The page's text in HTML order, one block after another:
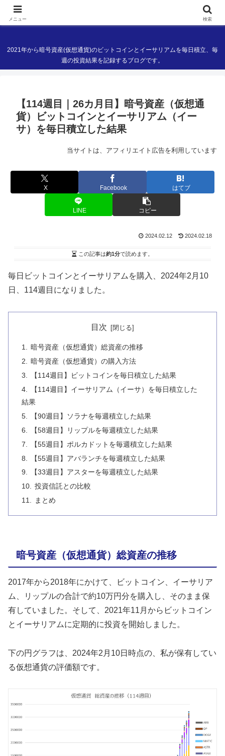
現役ITエンジニアの暗号資産(仮想通貨)ブログ
2021年から暗号資産(仮想通貨)のビットコインとイーサリアムを毎日積立、毎
週の投資結果を記録するブログです。
【114週目｜26カ月目】暗号資産（仮想通
貨）ビットコインとイーサリアム（イー
サ）を毎日積立した結果
当サイトは、アフィリエイト広告を利用しています
X Facebook はてブ
LINE コピー
2024.02.12 2024.02.18
この記事は約1分で読めます。
毎日ビットコインとイーサリアムを購入、2024年2月10
日、114週目になりました。
目次
暗号資産（仮想通貨）総資産の推移
暗号資産（仮想通貨）の購入方法
【114週目】ビットコインを毎日積立した結果
【114週目】イーサリアム（イーサ）を毎日積立した
結果
【90週目】ソラナを毎週積立した結果
【58週目】リップルを毎週積立した結果
【55週目】ポルカドットを毎週積立した結果
【55週目】アバランチを毎週積立した結果
【33週目】アスターを毎週積立した結果
投資信託との比較
まとめ
暗号資産（仮想通貨）総資産の推移
2017年から2018年にかけて、ビットコイン、イーサリア
ム、リップルの合計で約10万円分を購入し、そのまま保
有していました。そして、2021年11月からビットコイン
とイーサリアムに定期的に投資を開始しました。
下の円グラフは、2024年2月10日時点の、私が保有してい
る仮想通貨の評価額です。
メニュー 検索